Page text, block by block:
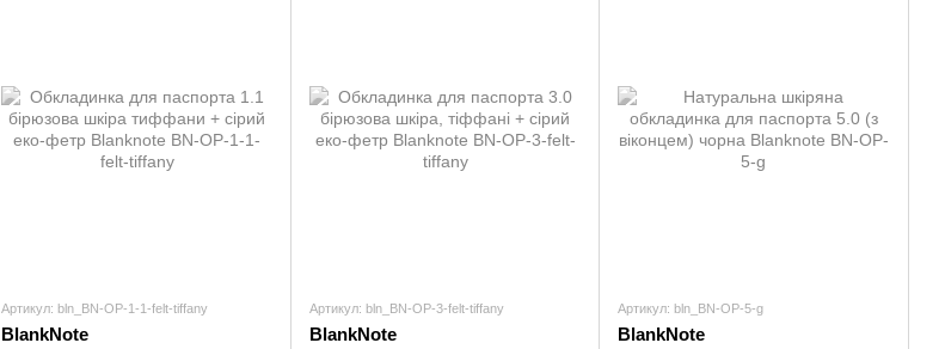
Артикул: bln_BN-OP-1-1-felt-tiffany
BlankNote
Артикул: bln_BN-OP-3-felt-tiffany
BlankNote
Артикул: bln_BN-OP-5-g
BlankNote